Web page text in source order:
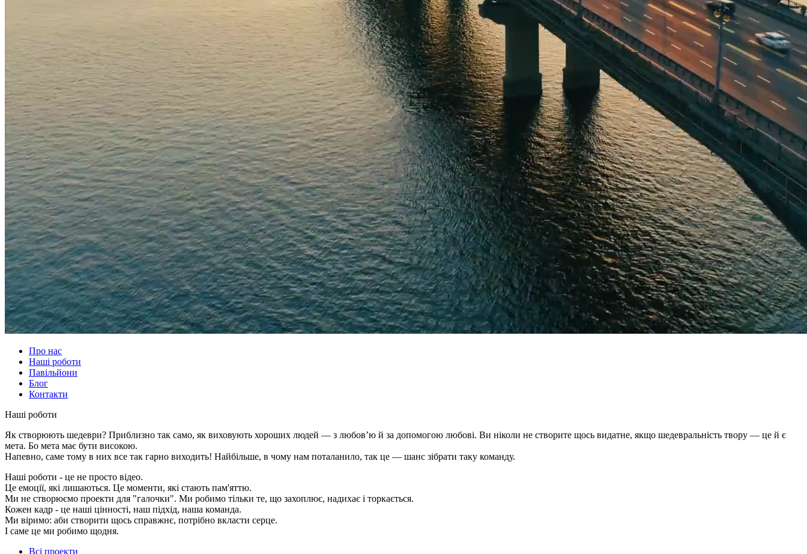
Про нас
Наші роботи
Павільйони
Блог
Контакти
Наші роботи
Як створюють шедеври? Приблизно так само, як виховують хороших людей — з любов’ю й за допомогою любові. Ви ніколи не створите щось видатне, якщо шедевральність твору — це й є
мета. Бо мета має бути високою.
Напевно, саме тому в них все так гарно виходить! Найбільше, в чому нам поталанило, так це — шанс зібрати таку команду.
Наші роботи - це не просто відео.
Це емоції, які лишаються. Це моменти, які стають пам'яттю.
Ми не створюємо проекти для "галочки". Ми робимо тільки те, що захоплює, надихає і торкається.
Кожен кадр - це наші цінності, наш підхід, наша команда.
Ми віримо: аби створити щось справжнє, потрібно вкласти серце.
І саме це ми робимо щодня.
Всі проекти